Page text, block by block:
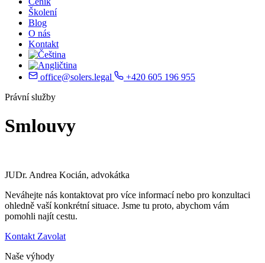
Školení
Blog
O nás
Kontakt
office@solers.legal
+420 605 196 955
Právní služby
Smlouvy
JUDr. Andrea Kocián, advokátka
Neváhejte nás kontaktovat pro více informací nebo pro konzultaci
ohledně vaší konkrétní situace. Jsme tu proto, abychom vám
pomohli najít cestu.
Kontakt Zavolat
Naše výhody